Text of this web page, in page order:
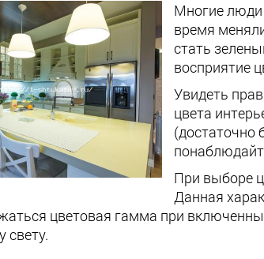
Многие люди
время
стать
восприятие
Увидеть
цвета
(достаточно
При выборе
Данная
цветовая гамма при
свету.